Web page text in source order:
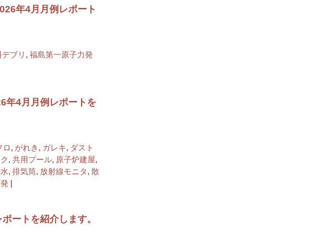
年4月月例レポート
ブリ , 福島第一原子力発
年4月月例レポートを
ロ , がれき , ガレキ, ダスト
, 共用プール, 原子炉建屋,
, 排気筒, 放射線モニタ , 散
ートを紹介します。